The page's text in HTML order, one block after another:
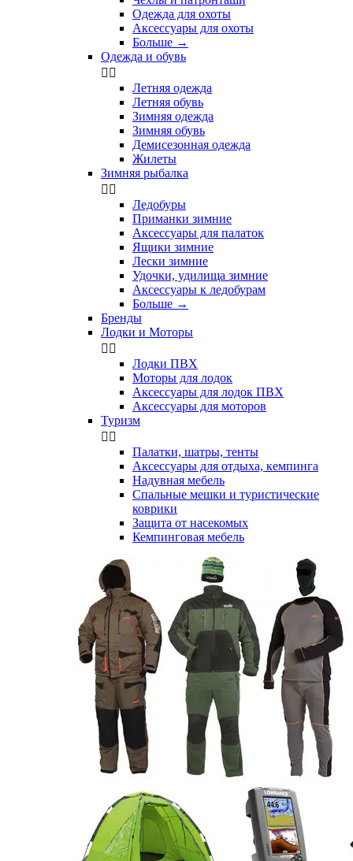
Одежда для охоты
Аксессуары для охоты
Больше →
Одежда и обувь
 
Летняя одежда
Летняя обувь
Зимняя одежда
Зимняя обувь
Демисезонная одежда
Жилеты
Зимняя рыбалка
 
Ледобуры
Приманки зимние
Аксессуары для палаток
Ящики зимние
Лески зимние
Удочки, удилища зимние
Аксессуары к ледобурам
Больше →
Бренды
Лодки и Моторы
 
Лодки ПВХ
Моторы для лодок
Аксессуары для лодок ПВХ
Аксессуары для моторов
Туризм
 
Палатки, шатры, тенты
Аксессуары для отдыха, кемпинга
Надувная мебель
Спальные мешки и туристические
коврики
Защита от насекомых
Кемпинговая мебель